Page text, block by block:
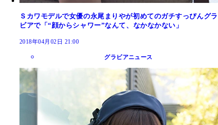
Ｓカワモデルで女優の永尾まりやが初めてのガチすっぴんグラ
ビアで「“顔からシャワー”なんて、なかなかない」
2018年04月02日 21:00
グラビアニュース